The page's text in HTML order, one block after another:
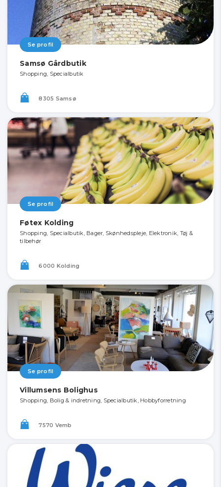
Se profil
Samsø Gårdbutik
Shopping, Specialbutik
8305 Samsø
Se profil
Føtex Kolding
Shopping, Specialbutik, Bager, Skønhedspleje, Elektronik, Tøj &
tilbehør
6000 Kolding
Se profil
Villumsens Bolighus
Shopping, Bolig & indretning, Specialbutik, Hobbyforretning
7570 Vemb